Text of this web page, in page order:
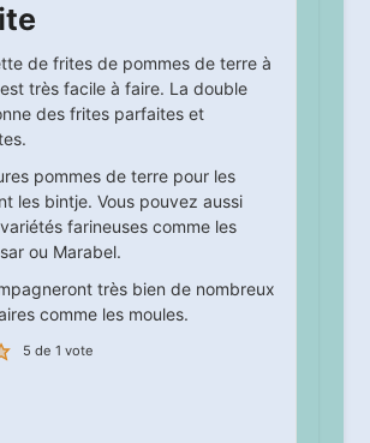
de frites de pommes de terre à
très facile à faire. La double
des frites parfaites et
pommes de terre pour les
les bintje. Vous pouvez aussi
farineuses comme les
ou Marabel.
très bien de nombreux
comme les moules.
5 de 1 vote